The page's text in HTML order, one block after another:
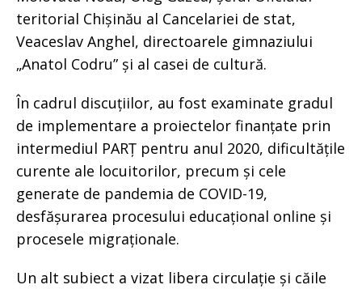
teritorial Chișinău al Cancelariei de stat,
Veaceslav Anghel, directoarele gimnaziului
„Anatol Codru” și al casei de cultură.
În cadrul discuțiilor, au fost examinate gradul
de implementare a proiectelor finanțate prin
intermediul PARȚ pentru anul 2020, dificultățile
curente ale locuitorilor, precum și cele
generate de pandemia de COVID-19,
desfășurarea procesului educațional online și
procesele migraționale.
Un alt subiect a vizat libera circulație și căile